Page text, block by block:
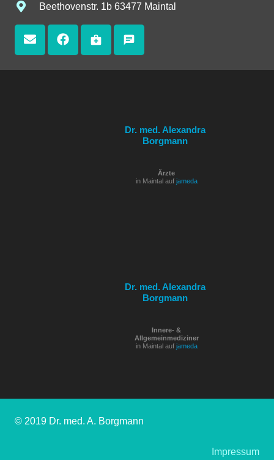
Beethovenstr. 1b 63477 Maintal
medical_services chat
Dr. med. Alexandra
Borgmann
Ärzte
in Maintal auf jameda
Dr. med. Alexandra
Borgmann
Innere- &
Allgemeinmediziner
in Maintal auf jameda
© 2019 Dr. med. A. Borgmann
Impressum